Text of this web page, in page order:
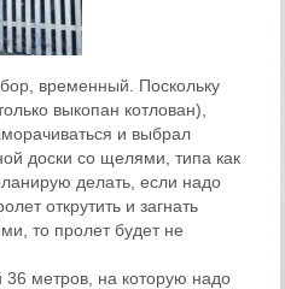
временный. Поскольку
выкопан котлован),
и выбрал
доски со щелями, типа как
делать, если надо
открутить и загнать
то пролет будет не
метров, на которую надо